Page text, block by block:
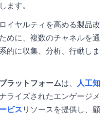
ます。
イヤルティを高める製品改
めに、複数のチャネルを通
的に収集、分析、行動しま
ラットフォームは、 人工知
ライズされたエンゲージメ
ビスリソースを提供し、顧